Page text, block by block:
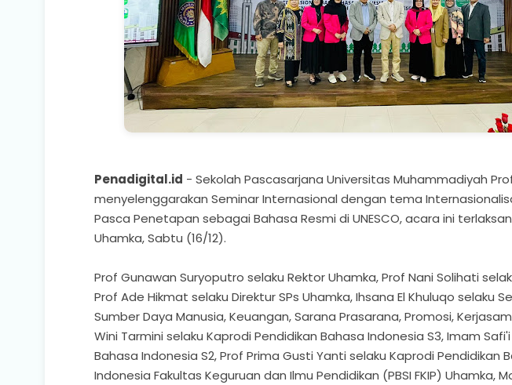
Penadigital.id - Sekolah Pascasarjana Universitas Muhammadiyah Prof.
menyelenggarakan Seminar Internasional dengan tema
Pasca Penetapan sebagai Bahasa Resmi di UNESCO, acara ini
Uhamka, Sabtu (16/12).
Prof Gunawan Suryoputro selaku Rektor Uhamka, Prof Nani Solihati
Prof Ade Hikmat selaku Direktur SPs Uhamka, Ihsana El Khuluqo selaku
Sumber Daya Manusia, Keuangan, Sarana Prasarana, Promosi,
Wini Tarmini selaku Kaprodi Pendidikan Bahasa Indonesia S3, Imam
Bahasa Indonesia S2, Prof Prima Gusti Yanti selaku Kaprodi Pendidikan
Indonesia Fakultas Keguruan dan Ilmu Pendidikan (PBSI FKIP) Uhamka,